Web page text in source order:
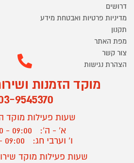
דרושים
מדיניות פרטיות ואבטחת מידע
תקנון
מפת האתר
צור קשר
הצהרת נגישות
מוקד הזמנות
9545370
שעות פעילות מוקד
א' - ה':
09:00 - 18:00
ו' וערבי חג:
09:00 - 13:00
שעות פעילות מוקד